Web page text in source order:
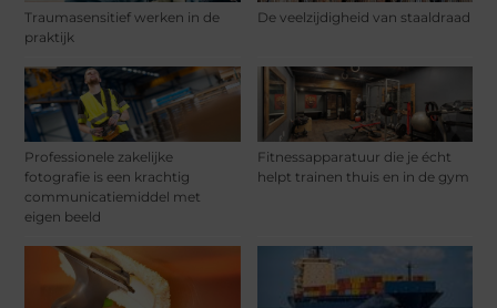
Traumasensitief werken in de
praktijk
De veelzijdigheid van staaldraad
Professionele zakelijke
fotografie is een krachtig
communicatiemiddel met
eigen beeld
Fitnessapparatuur die je écht
helpt trainen thuis en in de gym